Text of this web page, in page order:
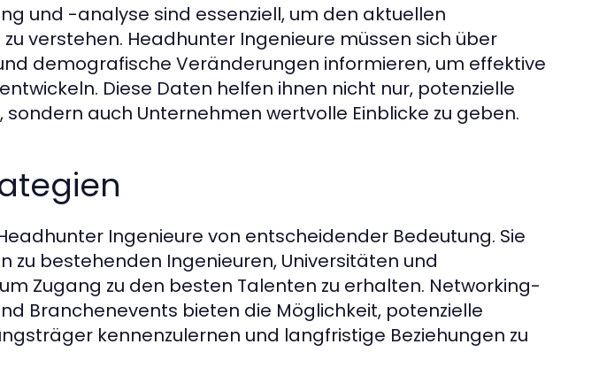
und -analyse sind essenziell, um den aktuellen
verstehen. Headhunter Ingenieure müssen sich über
demografische Veränderungen informieren, um effektive
Diese Daten helfen ihnen nicht nur, potenzielle
sondern auch Unternehmen wertvolle Einblicke zu geben.
Ingenieure von entscheidender Bedeutung. Sie
zu bestehenden Ingenieuren, Universitäten und
Zugang zu den besten Talenten zu erhalten. Networking-
Branchenevents bieten die Möglichkeit, potenzielle
kennenzulernen und langfristige Beziehungen zu